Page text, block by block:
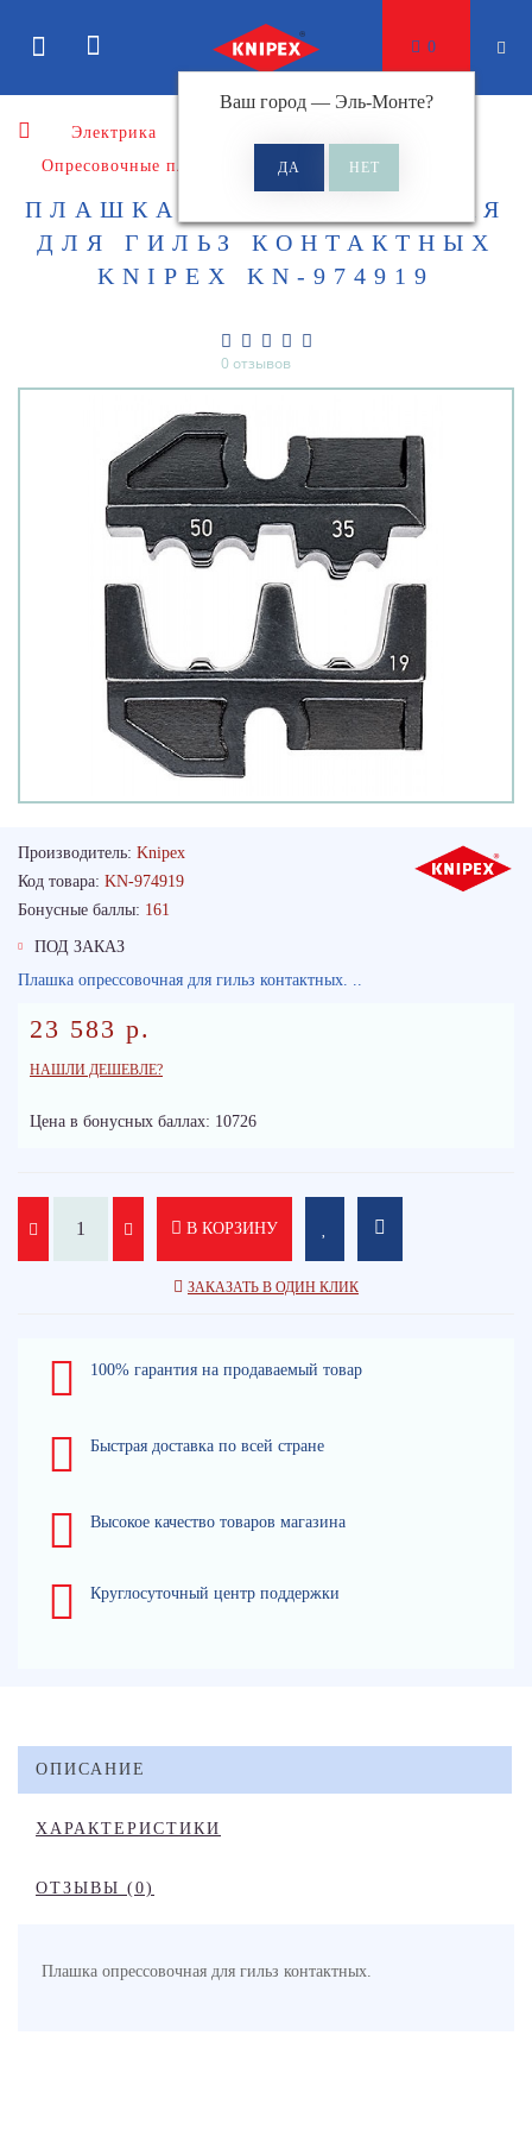
Ваш город — Эль-Монте?
0
Электрика
Опресовочные плашки
ПЛАШКА ОПРЕССОВОЧНАЯ
ДЛЯ ГИЛЬЗ КОНТАКТНЫХ
KNIPEX KN-974919
0 отзывов
Производитель: Knipex
Код товара: KN-974919
Бонусные баллы: 161
ПОД ЗАКАЗ
Плашка опрессовочная для гильз контактных. ..
23 583 р.
НАШЛИ ДЕШЕВЛЕ?
Цена в бонусных баллах: 10726
В КОРЗИНУ
ЗАКАЗАТЬ В ОДИН КЛИК
100% гарантия на продаваемый товар
Быстрая доставка по всей стране
Высокое качество товаров магазина
Круглосуточный центр поддержки
ОПИСАНИЕ
ХАРАКТЕРИСТИКИ
ОТЗЫВЫ (0)
Плашка опрессовочная для гильз контактных.